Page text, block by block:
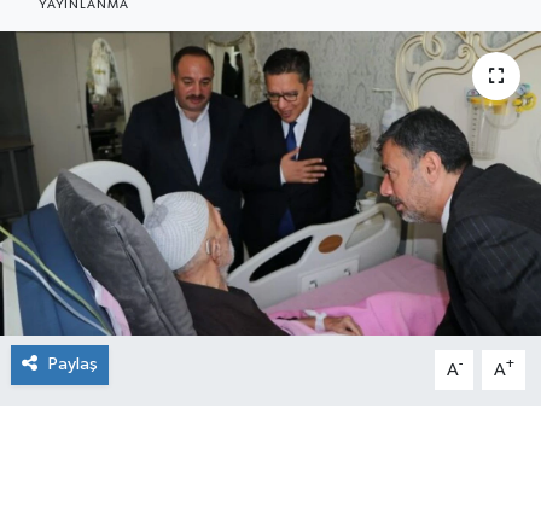
YAYINLANMA
Paylaş A- A+
Magazin
Haber Arşivi